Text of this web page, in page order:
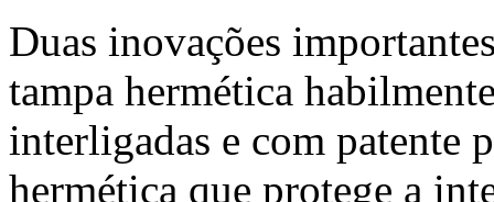
Duas inovações
tampa hermética
interligadas e com patente
hermética que protege a